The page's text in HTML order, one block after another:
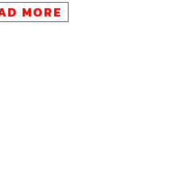
เป็นความเสี่ยงอีกครั้ง
MORE